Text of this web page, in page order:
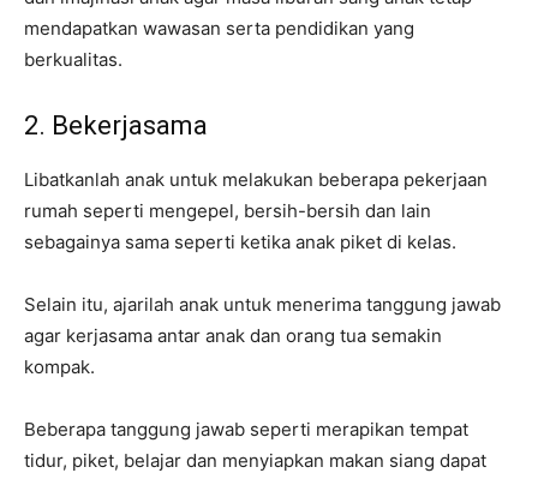
mendapatkan wawasan serta pendidikan yang
berkualitas.
2. Bekerjasama
Libatkanlah anak untuk melakukan beberapa pekerjaan
rumah seperti mengepel, bersih-bersih dan lain
sebagainya sama seperti ketika anak piket di kelas.
Selain itu, ajarilah anak untuk menerima tanggung jawab
agar kerjasama antar anak dan orang tua semakin
kompak.
Beberapa tanggung jawab seperti merapikan tempat
tidur, piket, belajar dan menyiapkan makan siang dapat